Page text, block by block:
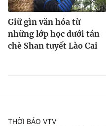
Giữ gìn văn hóa từ
những lớp học dưới tán
chè Shan tuyết Lào Cai
THỜI BÁO VTV